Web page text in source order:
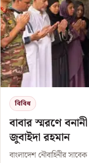
বিবিধ
বাবার স্মরণে
জুবাইদা রহমান
বাংলাদেশ নৌবাহিনীর